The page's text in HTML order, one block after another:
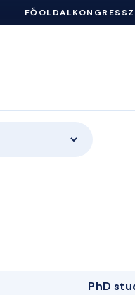
FŐOLDAL
PhD